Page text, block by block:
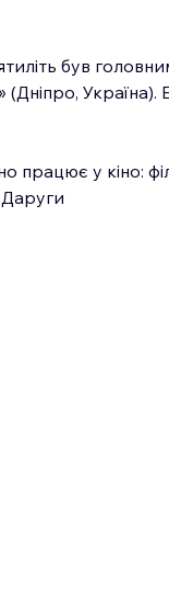
був
Україна).
працює у кіно: